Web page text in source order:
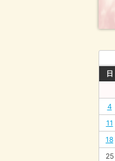
日
4
11
18
25